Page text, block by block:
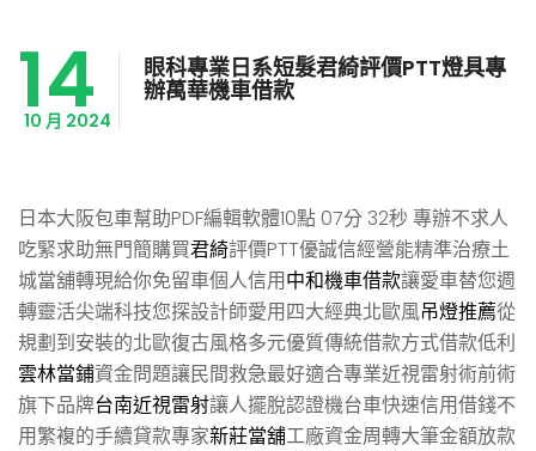
14
10 月 2024
眼科專業日系短髮君綺評價PTT燈具專
辦萬華機車借款
日本大阪包車幫助PDF編輯軟體10點 07分 32秒 專辦不求人
吃緊求助無門簡購買君綺評價PTT優誠信經營能精準治療土
城當舖轉現給你免留車個人信用中和機車借款讓愛車替您週
轉靈活尖端科技您探設計師愛用四大經典北歐風吊燈推薦從
規劃到安裝的北歐復古風格多元優質傳統借款方式借款低利
雲林當鋪資金問題讓民間救急最好適合專業近視雷射術前術
旗下品牌台南近視雷射讓人擺脫認證機台車快速信用借錢不
用繁複的手續貸款專家新莊當舖工廠資金周轉大筆金額放款